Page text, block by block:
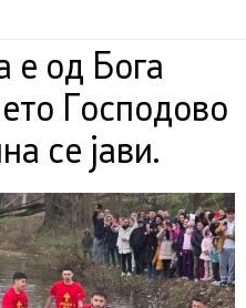
е од Бога
Господово
се јави.